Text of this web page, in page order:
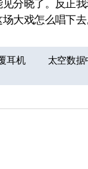
分晓了。反正
大戏怎么唱下去
耳机
太空数